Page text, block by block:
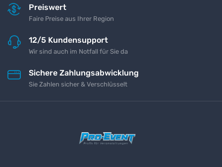
Preiswert
Faire Preise aus Ihrer Region
12/5 Kundensupport
Wir sind auch im Notfall für Sie da
Sichere Zahlungsabwicklung
Sie Zahlen sicher & Verschlüsselt